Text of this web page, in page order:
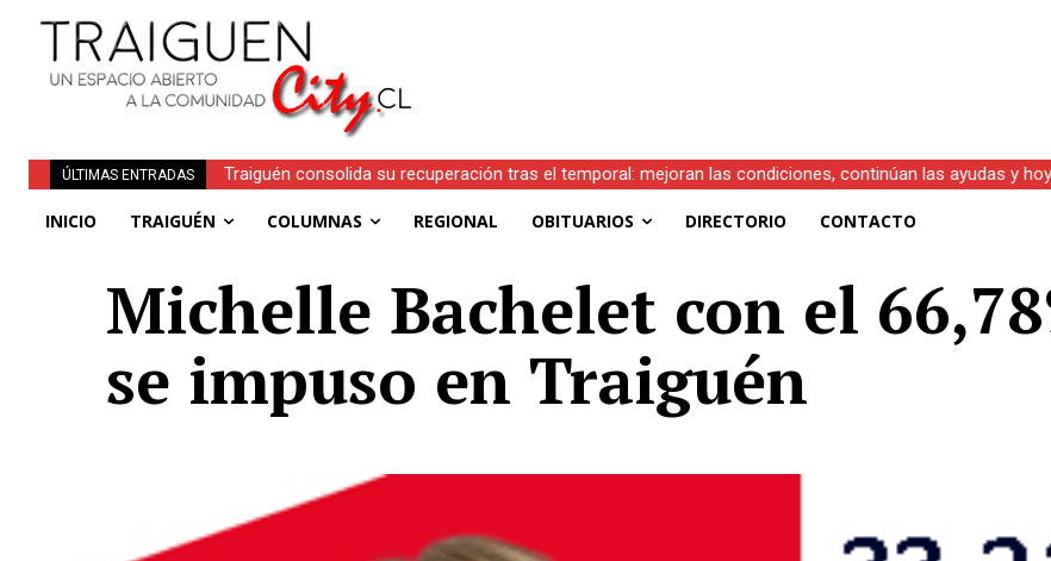
ÚLTIMAS ENTRADAS
Traiguén consolida su recuperación tras el temporal: mejoran las condiciones, continúan las ayudas y
INICIO TRAIGUÉN COLUMNAS REGIONAL OBITUARIOS DIRECTORIO CONTACTO
Michelle Bachelet con el
se impuso en Traiguén